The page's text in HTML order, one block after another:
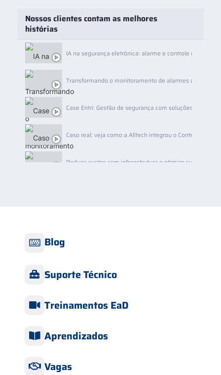
Nossos clientes contam as melhores
histórias
IA na segurança eletrônica: alarme e controle de acesso
Transformando o monitoramento de alarmes com
Case Entri: Gestão de segurança com soluções Segware!
Caso real: veja como a Alltech integrou o Controle de
Reduza custos com infraestrutura e otimize sua central
Depoimento | Roger Petschow - MasterSeg
Blog
Suporte Técnico
Treinamentos EaD
Aprendizados
Vagas